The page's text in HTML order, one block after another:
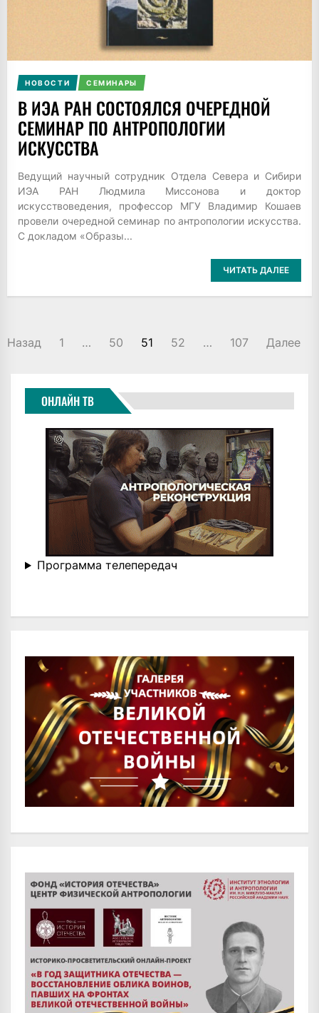
НОВОСТИ СЕМИНАРЫ
В ИЭА РАН СОСТОЯЛСЯ ОЧЕРЕДНОЙ
СЕМИНАР ПО АНТРОПОЛОГИИ
ИСКУССТВА
Ведущий научный сотрудник Отдела Севера и Сибири
ИЭА РАН Людмила Миссонова и доктор
искусствоведения, профессор МГУ Владимир Кошаев
провели очередной семинар по антропологии искусства.
С докладом «Образы...
ЧИТАТЬ ДАЛЕЕ
ПАГИНАЦИЯ
Назад 1 … 50 51 52 … 107 Далее
ОНЛАЙН ТВ
Программа телепередач